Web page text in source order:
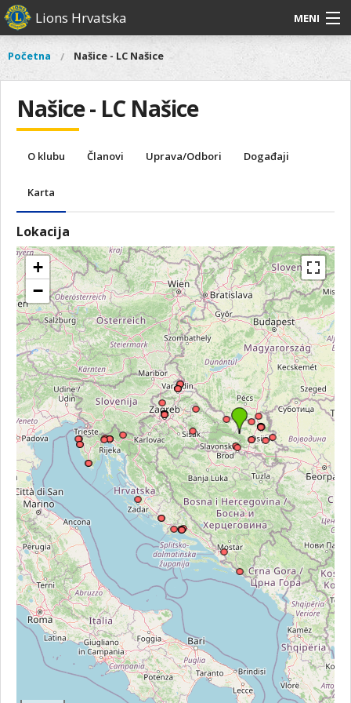
Skoči
na
sadržaj
Lions Hrvatska MENI
O nama
Naši projekti
Aktivnosti
Glavni
O
nama
Distrikt
126
Aktivnosti
Vi
ste
ovdje
Početna Našice - LC Našice
Našice - LC Našice
O klubu Članovi Uprava/Odbori Događaji
Karta
Lokacija
+
−